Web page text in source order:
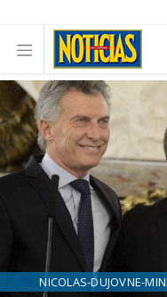
NICOLAS-DUJOVNE-